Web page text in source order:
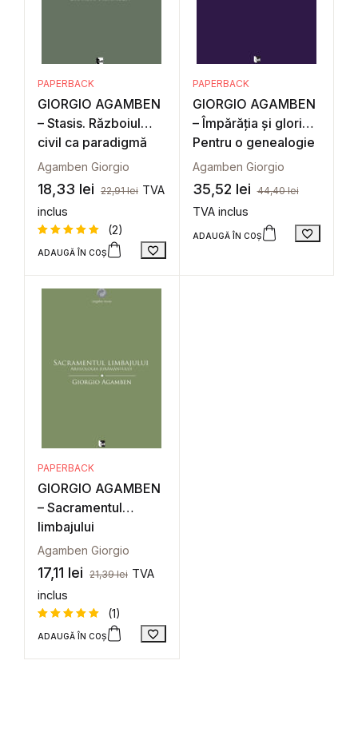
PAPERBACK
GIORGIO AGAMBEN
– Stasis. Războiul
civil ca paradigmă
politică (Homo sacer
II, 2)
Agamben Giorgio
18,33 lei 22,91lei TVA
inclus
Evaluat la
pe baza a
2
(2)
ADAUGĂ ÎN COȘ
PAPERBACK
GIORGIO AGAMBEN
– Împărăția și gloria.
Pentru o genealogie
teologică a
economiei și a
guvernării.(Homo
sacer II, 4)
Agamben Giorgio
35,52 lei 44,40lei
TVA inclus
ADAUGĂ ÎN COȘ
PAPERBACK
GIORGIO AGAMBEN
– Sacramentul
limbajului
Agamben Giorgio
17,11 lei 21,39lei TVA
inclus
Evaluat la
pe baza
(1)
ADAUGĂ ÎN COȘ